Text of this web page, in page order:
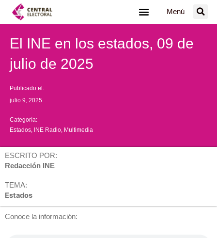
Menú
El INE en los estados, 09 de
julio de 2025
Publicado el:
julio 9, 2025
Categoría:
Estados INE Radio Multimedia
ESCRITO POR:
Redacción INE
TEMA:
Estados
Conoce la información: